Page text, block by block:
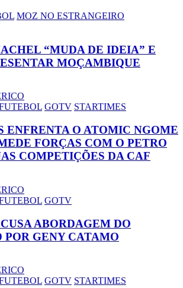
MOZ NO ESTRANGEIRO
“MUDA DE IDEIA” E
MOÇAMBIQUE
GOTV STARTIMES
ENFRENTA O ATOMIC NGOME
FORÇAS COM O PETRO
COMPETIÇÕES DA CAF
GOTV
ABORDAGEM DO
POR GENY CATAMO
GOTV STARTIMES